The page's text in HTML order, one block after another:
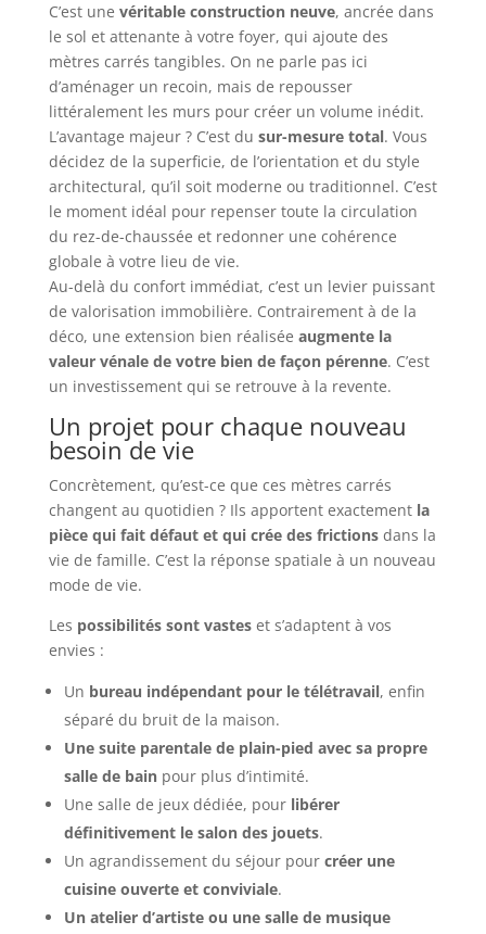
C’est une véritable construction neuve, ancrée dans
le sol et attenante à votre foyer, qui ajoute des
mètres carrés tangibles. On ne parle pas ici
d’aménager un recoin, mais de repousser
littéralement les murs pour créer un volume inédit.
L’avantage majeur ? C’est du sur-mesure total. Vous
décidez de la superficie, de l’orientation et du style
architectural, qu’il soit moderne ou traditionnel. C’est
le moment idéal pour repenser toute la circulation
du rez-de-chaussée et redonner une cohérence
globale à votre lieu de vie.
Au-delà du confort immédiat, c’est un levier puissant
de valorisation immobilière. Contrairement à de la
déco, une extension bien réalisée augmente la
valeur vénale de votre bien de façon pérenne. C’est
un investissement qui se retrouve à la revente.
Un projet pour chaque nouveau
besoin de vie
Concrètement, qu’est-ce que ces mètres carrés
changent au quotidien ? Ils apportent exactement la
pièce qui fait défaut et qui crée des frictionsdans la
vie de famille. C’est la réponse spatiale à un nouveau
mode de vie.
Les possibilités sont vasteset s’adaptent à vos
envies :
Un bureau indépendant pour le télétravail, enfin
séparé du bruit de la maison.
Une suite parentale de plain-pied avec sa propre
salle de bainpour plus d’intimité.
Une salle de jeux dédiée, pour libérer
définitivement le salon des jouets.
Un agrandissement du séjour pour créer une
cuisine ouverte et conviviale.
Un atelier d’artiste ou une salle de musique